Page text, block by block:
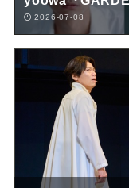
2026-07-08